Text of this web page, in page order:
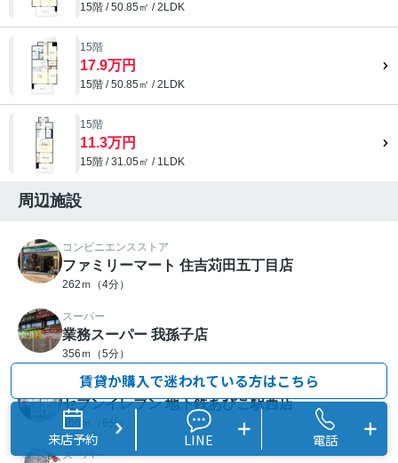
15階 / 50.85㎡ / 2LDK
15階
17.9万円
15階 / 50.85㎡ / 2LDK
15階
11.3万円
15階 / 31.05㎡ / 1LDK
周辺施設
コンビニエンスストア
ファミリーマート 住吉苅田五丁目店
262ｍ（4分）
スーパー
業務スーパー 我孫子店
356ｍ（5分）
コンビニエンスストア
セブンイレブン 地下鉄あびこ駅西店
406ｍ（6分）
スーパー
賃貸か購入で迷われている方はこちら
来店予約 LINE 電話